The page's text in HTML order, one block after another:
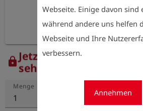
Webseite. Einige davon sind
während andere uns helfen
Webseite und Ihre
verbessern.
Annehmen
lockJetzt registrieren, um
sehen.
Menge
1